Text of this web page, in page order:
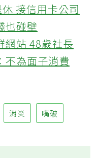
接信用卡公司
也碰壁
網站 48歲社長
不為面子消費
消炎 嘴破